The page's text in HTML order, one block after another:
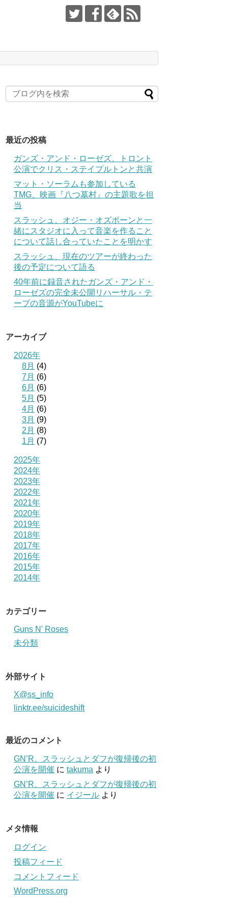
最近の投稿
ガンズ・アンド・ローゼズ、トロント
公演でクリス・ステイプルトンと共演
マット・ソーラムも参加している
TMG、映画『八つ墓村』の主題歌を担
当
スラッシュ、オジー・オズボーンと一
緒にスタジオに入って音楽を作ること
について話し合っていたことを明かす
スラッシュ、現在のツアーが終わった
後の予定について語る
40年前に録音されたガンズ・アンド・
ローゼズの完全未公開リハーサル・テ
ープの音源がYouTubeに
アーカイブ
2026年
8月 (4)
7月 (6)
6月 (6)
5月 (5)
4月 (6)
3月 (9)
2月 (8)
1月 (7)
2025年
2024年
2023年
2022年
2021年
2020年
2019年
2018年
2017年
2016年
2015年
2014年
カテゴリー
Guns N' Roses
未分類
外部サイト
X@ss_info
linktr.ee/suicideshift
最近のコメント
GN’R、スラッシュとダフが復帰後の初
公演を開催 に takuma より
GN’R、スラッシュとダフが復帰後の初
公演を開催 に イジール より
メタ情報
ログイン
投稿フィード
コメントフィード
WordPress.org